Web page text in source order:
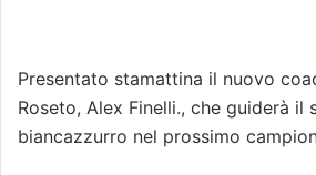
Presentato stamattina il nuovo
Roseto, Alex Finelli., che guiderà il
biancazzurro nel prossimo